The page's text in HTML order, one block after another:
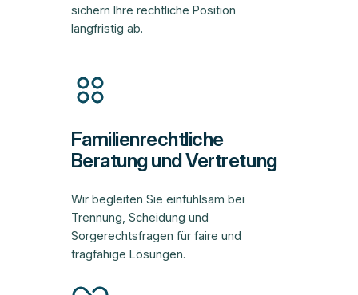
sichern Ihre rechtliche Position
langfristig ab.
Familienrechtliche
Beratung und Vertretung
Wir begleiten Sie einfühlsam bei
Trennung, Scheidung und
Sorgerechtsfragen für faire und
tragfähige Lösungen.